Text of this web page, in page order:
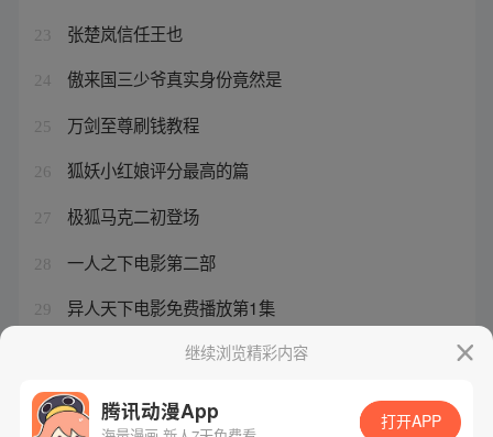
23 张楚岚信任王也
24 傲来国三少爷真实身份竟然是
25 万剑至尊刷钱教程
26 狐妖小红娘评分最高的篇
27 极狐马克二初登场
28 一人之下电影第二部
29 异人天下电影免费播放第1集
斩王佉罗骞驮结局继续浏览精彩内容
腾讯动漫App 打开APP